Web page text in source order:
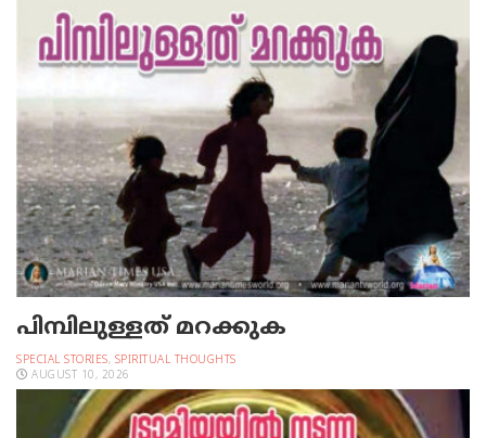
പിമ്പിലുള്ളത് മറക്കുക
SPECIAL STORIES, SPIRITUAL THOUGHTS
AUGUST 10, 2026